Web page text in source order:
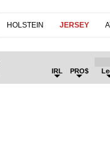
HOLSTEIN JERSEY
IRL PRO$